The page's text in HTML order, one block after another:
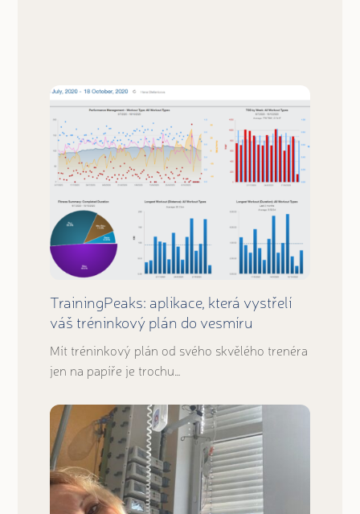
TrainingPeaks: aplikace, která vystřelí
váš tréninkový plán do vesmíru
Mít tréninkový plán od svého skvělého trenéra
jen na papíře je trochu…